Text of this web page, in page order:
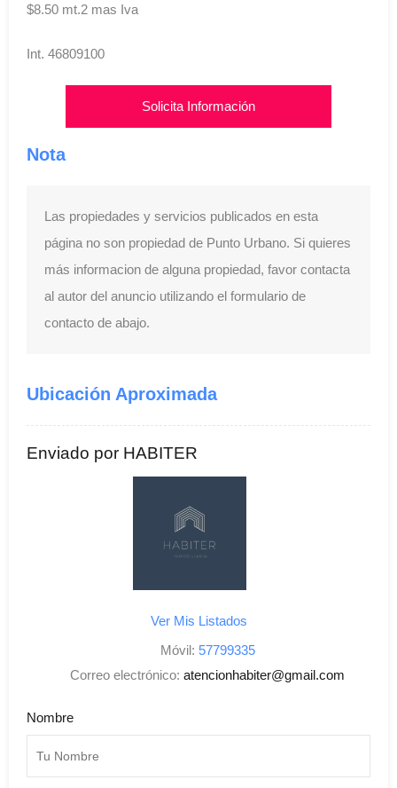
$8.50 mt.2 mas Iva
Int. 46809100
Solicita Información
Nota
Las propiedades y servicios publicados en esta
página no son propiedad de Punto Urbano. Si quieres
más informacion de alguna propiedad, favor contacta
al autor del anuncio utilizando el formulario de
contacto de abajo.
Ubicación Aproximada
Enviado por HABITER
Ver Mis Listados
Móvil: 57799335
Correo electrónico: atencionhabiter@gmail.com
Nombre